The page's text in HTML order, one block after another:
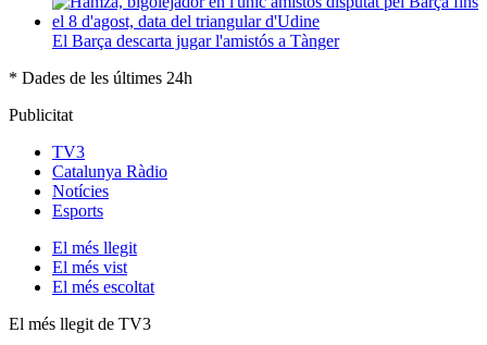
El Barça descarta jugar l'amistós a Tànger
* Dades de les últimes 24h
Publicitat
TV3
Catalunya Ràdio
Notícies
Esports
El més llegit
El més vist
El més escoltat
El més llegit de TV3